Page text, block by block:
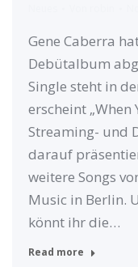
Gene Caberra
Debütalbum
Single steht in
erscheint „When
Streaming- und
darauf
weitere Songs
Music in Berlin.
könnt ihr die…
Read more